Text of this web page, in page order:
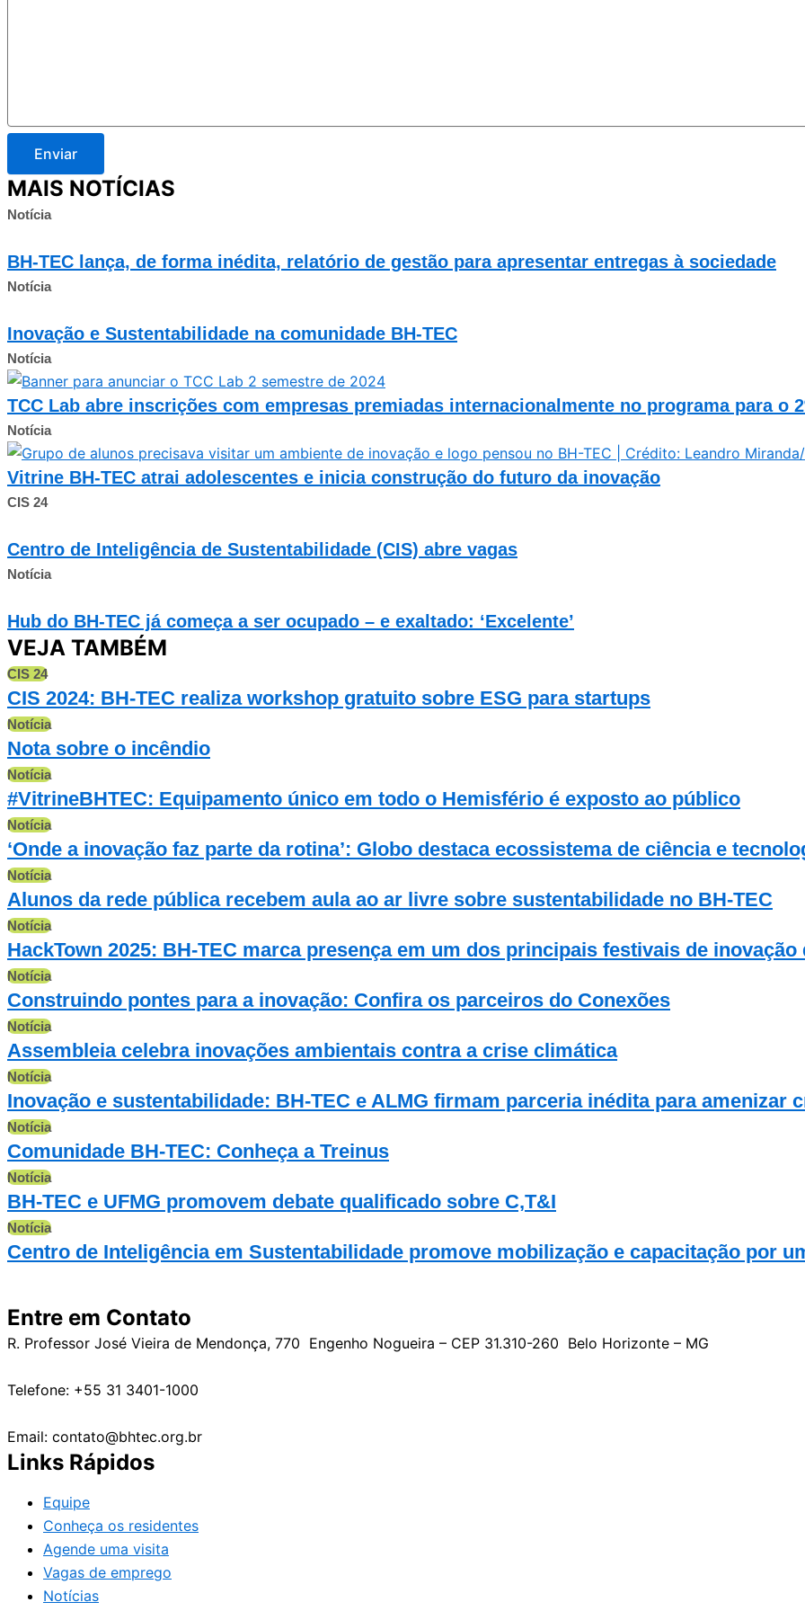
Enviar
MAIS NOTÍCIAS
Notícia
BH-TEC lança, de forma inédita, relatório de gestão para apresentar entregas à sociedade
Notícia
Inovação e Sustentabilidade na comunidade BH-TEC
Notícia
TCC Lab abre inscrições com empresas premiadas internacionalmente no programa para o
Notícia
Vitrine BH-TEC atrai adolescentes e inicia construção do futuro da inovação
CIS 24
Centro de Inteligência de Sustentabilidade (CIS) abre vagas
Notícia
Hub do BH-TEC já começa a ser ocupado – e exaltado: ‘Excelente’
VEJA TAMBÉM
CIS 24
CIS 2024: BH-TEC realiza workshop gratuito sobre ESG para startups
Notícia
Nota sobre o incêndio
Notícia
#VitrineBHTEC: Equipamento único em todo o Hemisfério é exposto ao público
Notícia
‘Onde a inovação faz parte da rotina’: Globo destaca ecossistema de ciência e
Notícia
Alunos da rede pública recebem aula ao ar livre sobre sustentabilidade no BH-TEC
Notícia
HackTown 2025: BH-TEC marca presença em um dos principais festivais de
Notícia
Construindo pontes para a inovação: Confira os parceiros do Conexões
Notícia
Assembleia celebra inovações ambientais contra a crise climática
Notícia
Inovação e sustentabilidade: BH-TEC e ALMG firmam parceria inédita para amenizar
Notícia
Comunidade BH-TEC: Conheça a Treinus
Notícia
BH-TEC e UFMG promovem debate qualificado sobre C,T&I
Notícia
Centro de Inteligência em Sustentabilidade promove mobilização e capacitação por
Entre em Contato
R. Professor José Vieira de Mendonça, 770 Engenho Nogueira – CEP 31.310-260 Belo Horizonte – MG
Telefone: +55 31 3401-1000
Email: contato@bhtec.org.br
Links Rápidos
Equipe
Conheça os residentes
Agende uma visita
Vagas de emprego
Notícias